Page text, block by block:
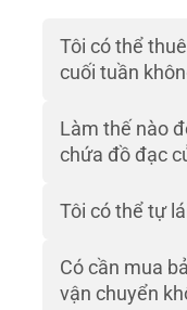
Tôi có thể
cuối tuần
Làm thế nào
chứa đồ đạc
Tôi có thể tự
Có cần mua
vận chuyển